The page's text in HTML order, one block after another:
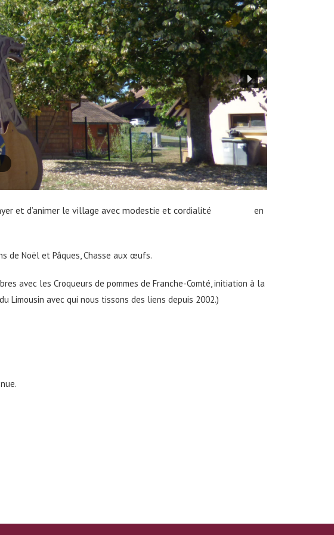
et d’animer le village avec modestie et cordialité en
de Noël et Pâques, Chasse aux œufs.
avec les Croqueurs de pommes de Franche-Comté, initiation à la
Limousin avec qui nous tissons des liens depuis 2002.)